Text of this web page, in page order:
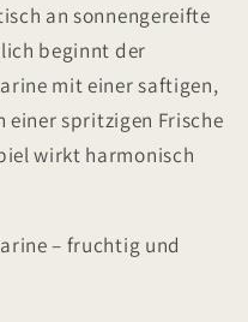
an sonnengereifte
beginnt der
mit einer saftigen,
spritzigen Frische
wirkt harmonisch
– fruchtig und